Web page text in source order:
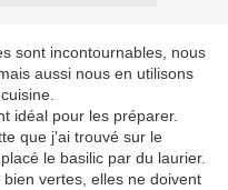
sont incontournables, nous
aussi nous en utilisons
idéal pour les préparer.
que j’ai trouvé sur le
le basilic par du laurier.
vertes, elles ne doivent